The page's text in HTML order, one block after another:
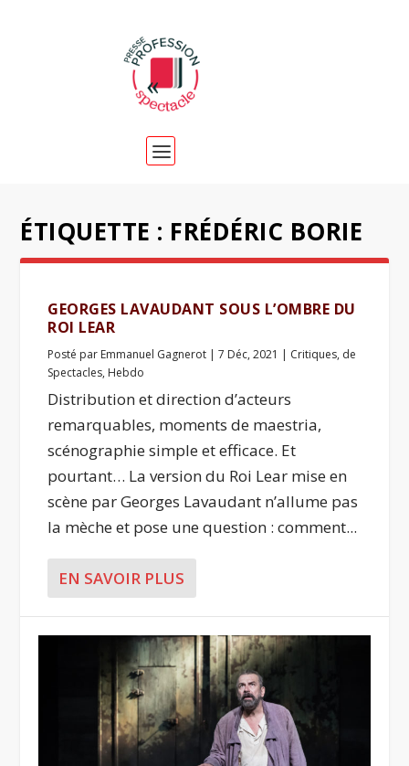
ÉTIQUETTE : FRÉDÉRIC BORIE
GEORGES LAVAUDANT SOUS L’OMBRE DU
ROI LEAR
Posté par Emmanuel Gagnerot |7 Déc, 2021 | Critiques, de
Spectacles, Hebdo
Distribution et direction d’acteurs
remarquables, moments de maestria,
scénographie simple et efficace. Et
pourtant… La version du Roi Lear mise en
scène par Georges Lavaudant n’allume pas
la mèche et pose une question : comment...
EN SAVOIR PLUS